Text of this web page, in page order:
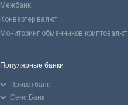
Межбанк
Конвертер валют
Мониторинг обменников криптовалют
Популярные банки
Приватбанк
Сенс Банк